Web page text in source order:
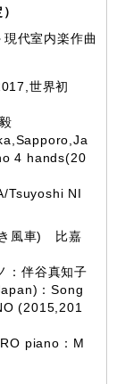
代室内楽作曲
世界初
4 hands(20
Tsuyoshi NI
風車) 比嘉
：伴谷真知子
：Song
(2015,201
piano：M